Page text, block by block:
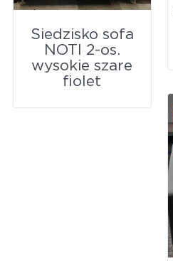
Siedzisko sofa
NOTI 2-os.
wysokie szare
fiolet